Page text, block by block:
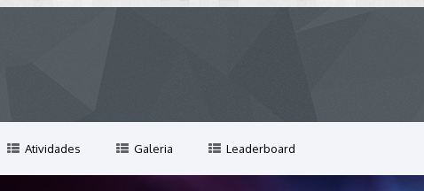
Atividades Galeria Leaderboard